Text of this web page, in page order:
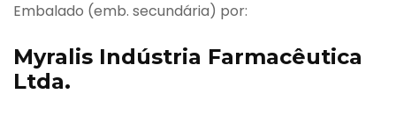
Embalado (emb. secundária) por:
Myralis Indústria Farmacêutica
Ltda.